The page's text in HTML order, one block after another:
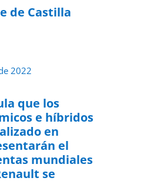
de Castilla
2022
que los
e híbridos
en
el
mundiales
se